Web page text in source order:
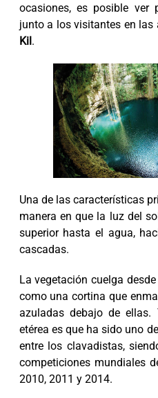
ocasiones, es posible ver
junto a los visitantes en las
Kil.
Una de las características
manera en que la luz del
superior hasta el agua,
cascadas.
La vegetación cuelga
como una cortina que
azuladas debajo de
etérea es que ha sido uno
entre los clavadistas,
competiciones mundiales
2010, 2011 y 2014.